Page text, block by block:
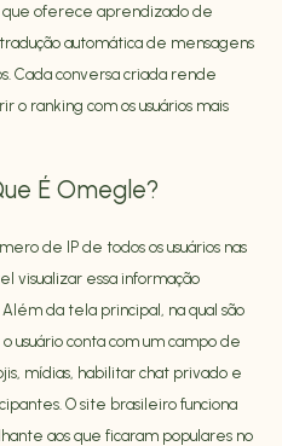
oferece aprendizado de
automática de mensagens
Cada conversa criada rende
o ranking com os usuários mais
É Omegle?
de IP de todos os usuários nas
visualizar essa informação
da tela principal, na qual são
usuário conta com um campo de
mídias, habilitar chat privado e
O site brasileiro funciona
aos que ficaram populares no